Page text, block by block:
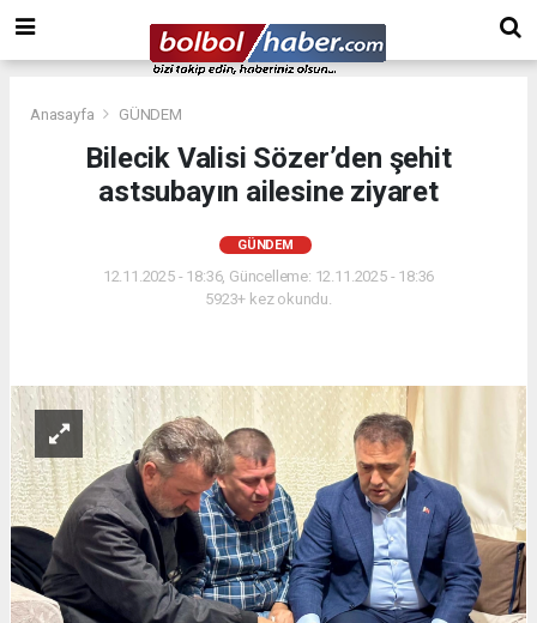
Anasayfa GÜNDEM
Bilecik Valisi Sözer’den şehit
astsubayın ailesine ziyaret
GÜNDEM
12.11.2025 - 18:36, Güncelleme: 12.11.2025 - 18:36
5923+ kez okundu.